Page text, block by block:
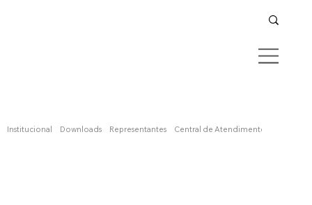
Confira aqui
Institucional Downloads Representantes Central de Atendimento